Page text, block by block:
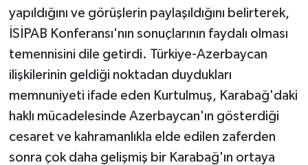
yapıldığını ve görüşlerin paylaşıldığını belirterek,
İSİPAB Konferansı'nın sonuçlarının faydalı olması
temennisini dile getirdi. Türkiye-Azerbaycan
ilişkilerinin geldiği noktadan duydukları
memnuniyeti ifade eden Kurtulmuş, Karabağ'daki
haklı mücadelesinde Azerbaycan'ın gösterdiği
cesaret ve kahramanlıkla elde edilen zaferden
sonra çok daha gelişmiş bir Karabağ'ın ortaya